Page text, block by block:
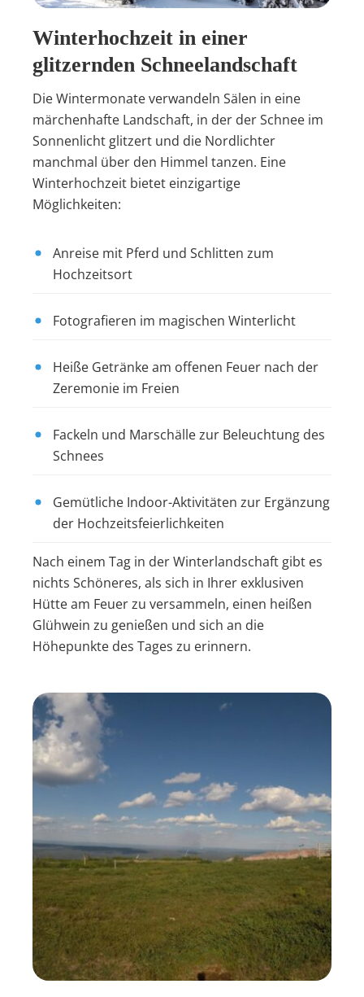
Winterhochzeit in einer
glitzernden Schneelandschaft
Die Wintermonate verwandeln Sälen in eine
märchenhafte Landschaft, in der der Schnee im
Sonnenlicht glitzert und die Nordlichter
manchmal über den Himmel tanzen. Eine
Winterhochzeit bietet einzigartige
Möglichkeiten:
Anreise mit Pferd und Schlitten zum
Hochzeitsort
Fotografieren im magischen Winterlicht
Heiße Getränke am offenen Feuer nach der
Zeremonie im Freien
Fackeln und Marschälle zur Beleuchtung des
Schnees
Gemütliche Indoor-Aktivitäten zur Ergänzung
der Hochzeitsfeierlichkeiten
Nach einem Tag in der Winterlandschaft gibt es
nichts Schöneres, als sich in Ihrer exklusiven
Hütte am Feuer zu versammeln, einen heißen
Glühwein zu genießen und sich an die
Höhepunkte des Tages zu erinnern.